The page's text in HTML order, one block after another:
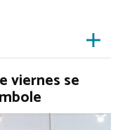
viernes se